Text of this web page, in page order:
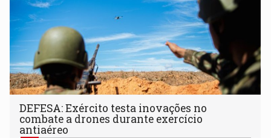
DEFESA: Exército testa inovações no
combate a drones durante exercício
antiaéreo